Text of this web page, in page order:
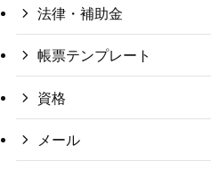
法律・補助金
帳票テンプレート
資格
メール